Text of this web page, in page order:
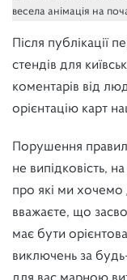
весела анімація на
Після публікації
стендів для
коментарів від
орієнтацію карт
Порушення
не випідковість,
про які ми хочемо
вважаєте, що
має бути
виключень за